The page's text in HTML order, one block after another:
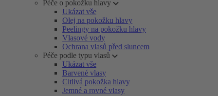
Péče o pokožku hlavy
Ukázat vše
Olej na pokožku hlavy
Peelingy na pokožku hlavy
Vlasové vody
Ochrana vlasů před sluncem
Péče podle typu vlasů
Ukázat vše
Barvené vlasy
Citlivá pokožka hlavy
Jemné a rovné vlasy